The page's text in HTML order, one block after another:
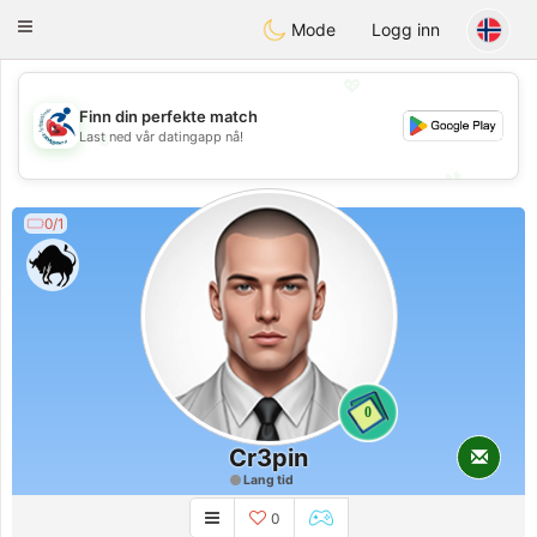
Handi Space
Toggle
Mode Logg inn
💖
💕
💕
Finn din perfekte match
Last ned vår datingapp nå!
0/1
0
Cr3pin
Lang tid
0